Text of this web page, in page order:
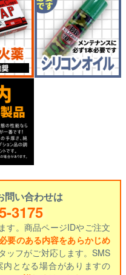
問い合わせは
3175
す。商品ページIDやご注文
要のある内容をあらかじめ
ッフがご対応します。SMS
内となる場合がありますの